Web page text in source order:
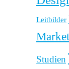
Leitbilder
Studien